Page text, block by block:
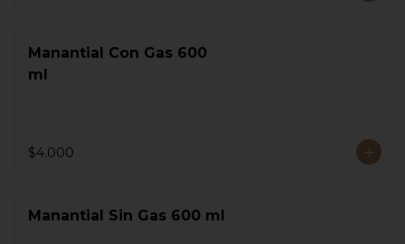
Manantial Con Gas 600
ml
$4.000
Manantial Sin Gas 600 ml